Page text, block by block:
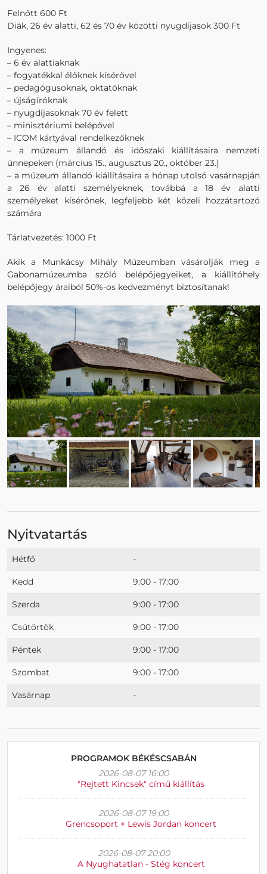
Felnőtt 600 Ft
Diák, 26 év alatti, 62 és 70 év közötti nyugdíjasok 300 Ft
Ingyenes:
– 6 év alattiaknak
– fogyatékkal élőknek kísérővel
– pedagógusoknak, oktatóknak
– újságíróknak
– nyugdíjasoknak 70 év felett
– minisztériumi belépővel
– ICOM kártyával rendelkezőknek
– a múzeum állandó és időszaki kiállításaira nemzeti
ünnepeken (március 15., augusztus 20., október 23.)
– a múzeum állandó kiállításaira a hónap utolsó vasárnapján
a 26 év alatti személyeknek, továbbá a 18 év alatti
személyeket kísérőnek, legfeljebb két közeli hozzátartozó
számára
Tárlatvezetés: 1000 Ft
Akik a Munkácsy Mihály Múzeumban vásárolják meg a
Gabonamúzeumba szóló belépőjegyeiket, a kiállítóhely
belépőjegy áraiból 50%-os kedvezményt biztosítanak!
Nyitvatartás
Hétfő -
Kedd 9:00 - 17:00
Szerda 9:00 - 17:00
Csütörtök 9:00 - 17:00
Péntek 9:00 - 17:00
Szombat 9:00 - 17:00
Vasárnap -
PROGRAMOK BÉKÉSCSABÁN
2026-08-07 16:00
"Rejtett Kincsek" című kiállítás
2026-08-07 19:00
Grencsoport + Lewis Jordan koncert
2026-08-07 20:00
A Nyughatatlan - Stég koncert